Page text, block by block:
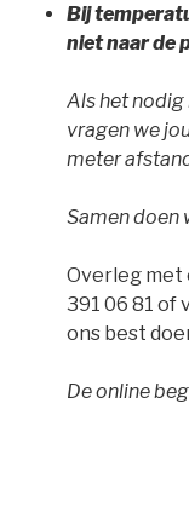
Bij
niet naar de
Als het
vragen we
meter
Samen doen
Overleg met
391 06 81 of
ons best
De online